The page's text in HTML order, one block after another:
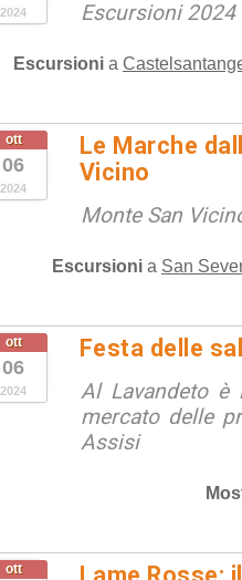
2024 Escursioni 2024
Escursioni a
ott
06
2024
Le Marche
Vicino
Monte San
Escursioni a San
ott
06
2024
Festa delle
Al Lavandeto è
mercato delle
Assisi
ott